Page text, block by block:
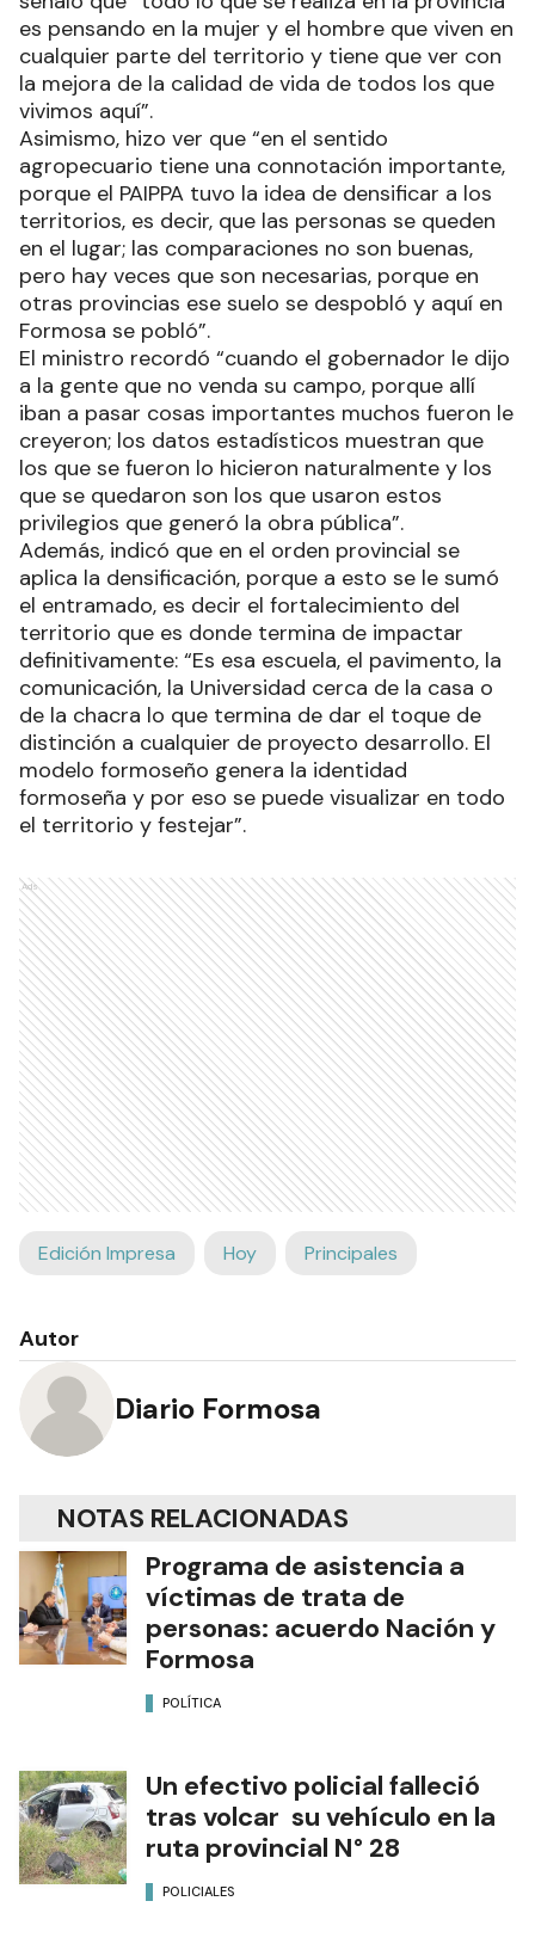
es pensando en la mujer y el hombre que viven en
cualquier parte del territorio y tiene que ver con
la mejora de la calidad de vida de todos los que
vivimos aquí”.
Asimismo, hizo ver que “en el sentido
agropecuario tiene una connotación importante,
porque el PAIPPA tuvo la idea de densificar a los
territorios, es decir, que las personas se queden
en el lugar; las comparaciones no son buenas,
pero hay veces que son necesarias, porque en
otras provincias ese suelo se despobló y aquí en
Formosa se pobló”.
El ministro recordó “cuando el gobernador le dijo
a la gente que no venda su campo, porque allí
iban a pasar cosas importantes muchos fueron le
creyeron; los datos estadísticos muestran que
los que se fueron lo hicieron naturalmente y los
que se quedaron son los que usaron estos
privilegios que generó la obra pública”.
Además, indicó que en el orden provincial se
aplica la densificación, porque a esto se le sumó
el entramado, es decir el fortalecimiento del
territorio que es donde termina de impactar
definitivamente: “Es esa escuela, el pavimento, la
comunicación, la Universidad cerca de la casa o
de la chacra lo que termina de dar el toque de
distinción a cualquier de proyecto desarrollo. El
modelo formoseño genera la identidad
formoseña y por eso se puede visualizar en todo
el territorio y festejar”.
Ads
Edición Impresa Hoy Principales
Autor
Diario Formosa
NOTAS RELACIONADAS
Programa de asistencia a
víctimas de trata de
personas: acuerdo Nación y
Formosa
POLÍTICA
Un efectivo policial falleció
tras volcar su vehículo en la
ruta provincial N° 28
POLICIALES